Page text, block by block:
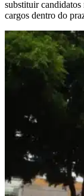
substituir candidatos
cargos dentro do